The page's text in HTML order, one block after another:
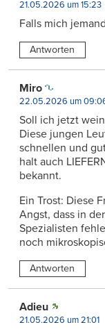
21.05.2026 um 15:23
Falls mich
Antworten
Miro
22.05.2026 um
Soll ich jetzt
Diese jungen
schnellen und
halt auch
bekannt.
Ein Trost: Diese
Angst, dass in
Spezialisten
noch
Antworten
Adieu
21.05.2026 um 21:01